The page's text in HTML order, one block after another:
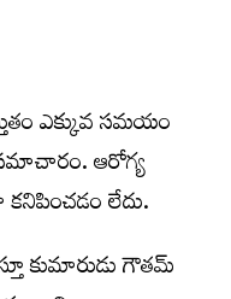
ఎక్కువ సమయం
సమాచారం. ఆరోగ్య
లేదు.
కుమారుడు గౌతమ్